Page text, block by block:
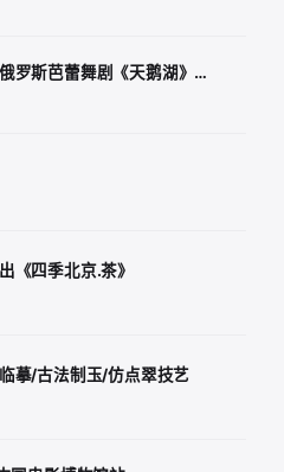
罗斯芭蕾舞剧《天鹅湖》…
《四季北京.茶》
摹/古法制玉/仿点翠技艺